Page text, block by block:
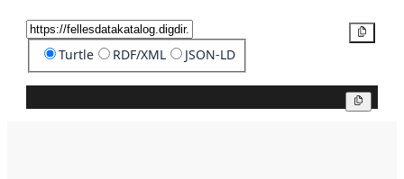
Turtle RDF/XML JSON-LD